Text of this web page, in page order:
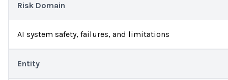
Risk Domain
AI system safety, failures, and limitations
Entity